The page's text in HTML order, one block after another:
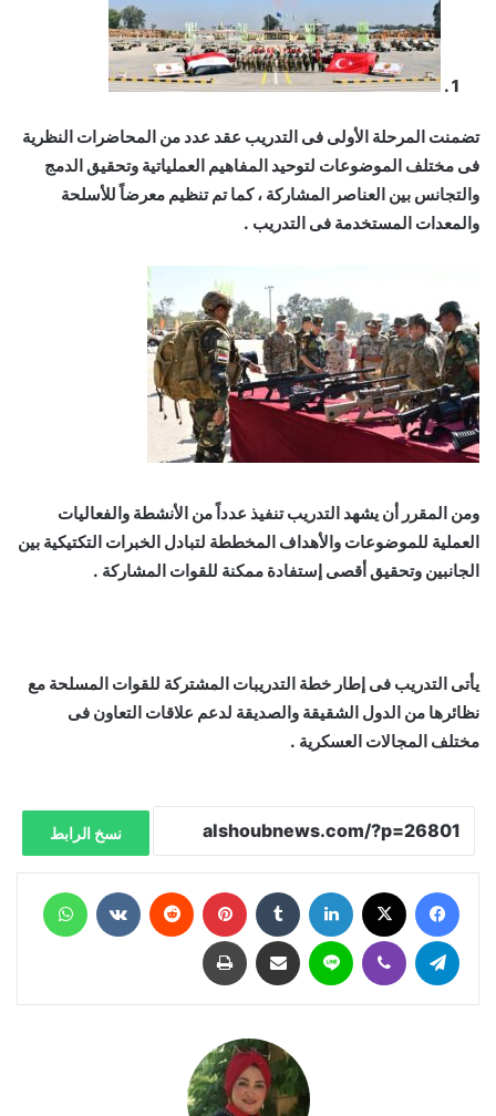
تضمنت المرحلة الأولى فى التدريب عقد عدد من المحاضرات النظرية
فى مختلف الموضوعات لتوحيد المفاهيم العملياتية وتحقيق الدمج
والتجانس بين العناصر المشاركة ، كما تم تنظيم معرضاً للأسلحة
والمعدات المستخدمة فى التدريب .
ومن المقرر أن يشهد التدريب تنفيذ عدداً من الأنشطة والفعاليات
العملية للموضوعات والأهداف المخططة لتبادل الخبرات التكتيكية بين
الجانبين وتحقيق أقصى إستفادة ممكنة للقوات المشاركة .
يأتى التدريب فى إطار خطة التدريبات المشتركة للقوات المسلحة مع
نظائرها من الدول الشقيقة والصديقة لدعم علاقات التعاون فى
مختلف المجالات العسكرية .
نسخ الرابط